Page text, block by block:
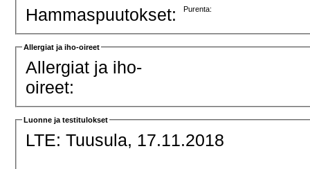
Hammaspuutokset: Purenta:
Allergiat ja iho-oireet
Allergiat ja iho-
oireet:
Luonne ja testitulokset
LTE:Tuusula, 17.11.2018